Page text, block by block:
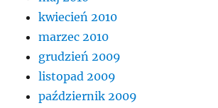
kwiecień 2010
marzec 2010
grudzień 2009
listopad 2009
październik 2009